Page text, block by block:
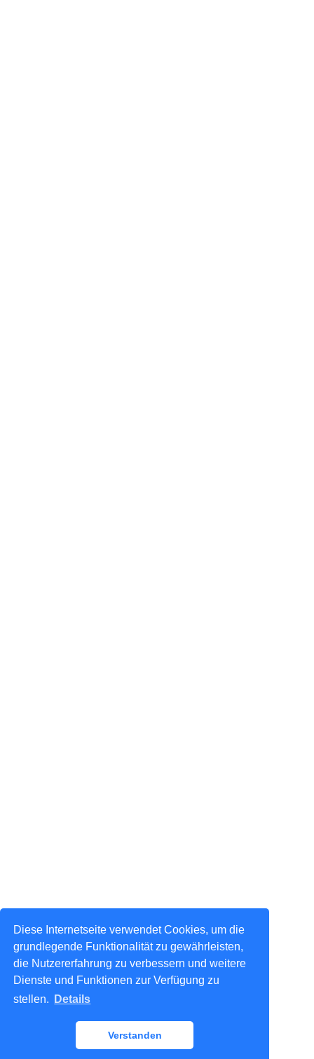
Diese Internetseite verwendet Cookies, um die
grundlegende Funktionalität zu gewährleisten,
die Nutzererfahrung zu verbessern und weitere
Dienste und Funktionen zur Verfügung zu
stellen.
Details
Verstanden